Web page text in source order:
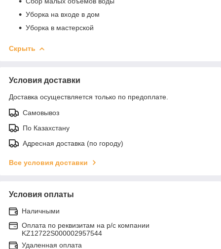
Уборка на входе в дом
Уборка в мастерской
Скрыть
Условия доставки
Доставка осуществляется только по предоплате.
Самовывоз
По Казахстану
Адресная доставка (по городу)
Все условия доставки
Условия оплаты
Наличными
Оплата по реквизитам на р/с компании
KZ12722S000002957544
Удаленная оплата